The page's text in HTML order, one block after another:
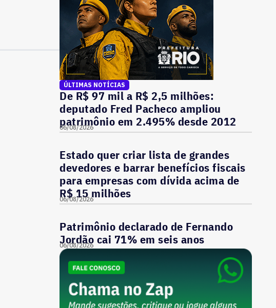
ÚLTIMAS NOTÍCIAS
De R$ 97 mil a R$ 2,5 milhões:
deputado Fred Pacheco ampliou
patrimônio em 2.495% desde 2012
06/08/2026
Estado quer criar lista de grandes
devedores e barrar benefícios fiscais
para empresas com dívida acima de
R$ 15 milhões
06/08/2026
Patrimônio declarado de Fernando
Jordão cai 71% em seis anos
06/08/2026